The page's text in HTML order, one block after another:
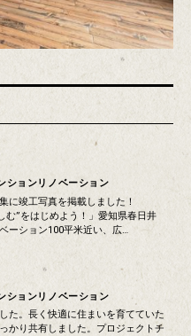
ションリノベーション
に竣工写真を掲載しました！
む”をはじめよう！」愛知県春日井
ーション100平米近い、広…
ションリノベーション
た。長く快適に住まいを育てていた
かり共有しました。プロジェクトチ